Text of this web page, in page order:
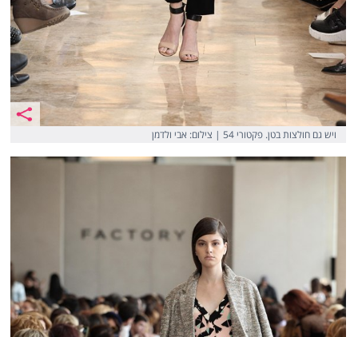
ויש גם חולצות בטן. פקטורי 54 | צילום: אבי ולדמן